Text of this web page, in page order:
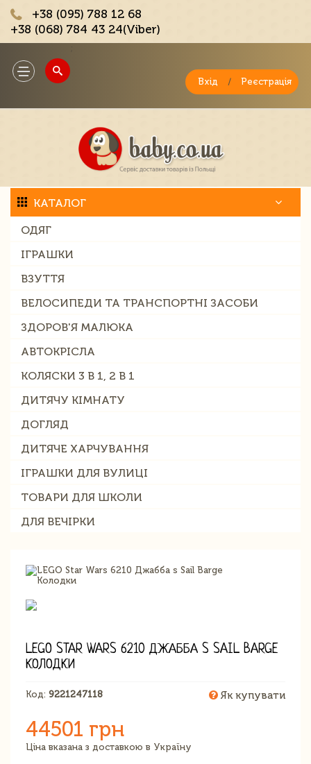
+38 (095) 788 12 68
+38 (068) 784 43 24(Viber)
Toggle
navigation
Вхід / Реєстрація
КАТАЛОГ
ОДЯГ
ІГРАШКИ
ВЗУТТЯ
ВЕЛОСИПЕДИ ТА ТРАНСПОРТНІ ЗАСОБИ
ЗДОРОВ'Я МАЛЮКА
АВТОКРІСЛА
КОЛЯСКИ 3 В 1, 2 В 1
ДИТЯЧУ КІМНАТУ
ДОГЛЯД
ДИТЯЧЕ ХАРЧУВАННЯ
ІГРАШКИ ДЛЯ ВУЛИЦІ
ТОВАРИ ДЛЯ ШКОЛИ
ДЛЯ ВЕЧІРКИ
LEGO STAR WARS 6210 ДЖАББА S SAIL BARGE
КОЛОДКИ
Код: 9221247118 Як купувати
44501 грн
Ціна вказана з доставкою в Україну